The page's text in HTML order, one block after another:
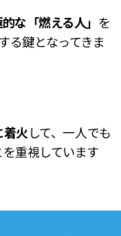
な「燃える人」 を
る鍵となってきま
着火して、一人でも
を重視しています